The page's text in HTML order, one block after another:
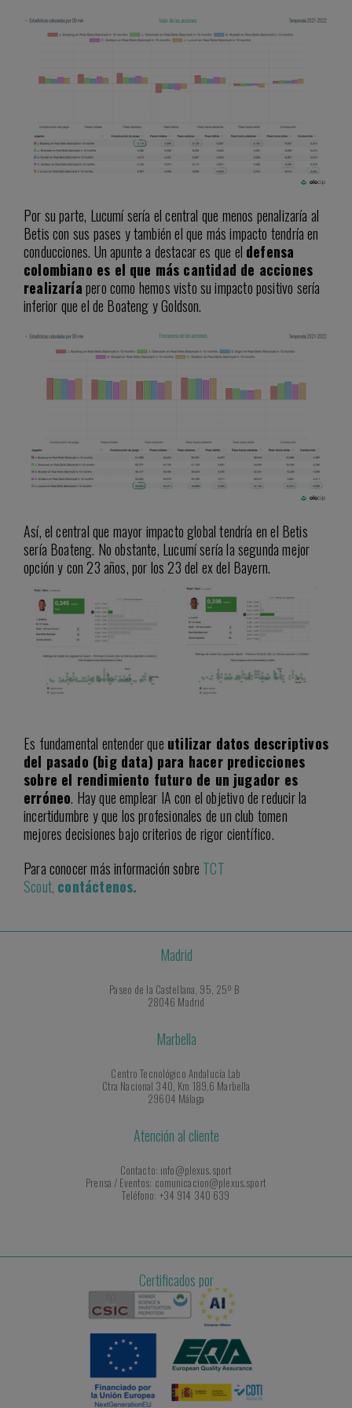
Por su parte, Lucumí sería el central que menos penalizaría al
Betis con sus pases y también el que más impacto tendría en
conducciones. Un apunte a destacar es que el defensa
colombiano es el que más cantidad de acciones
realizaríapero como hemos visto su impacto positivo sería
inferior que el de Boateng y Goldson.
Así, el central que mayor impacto global tendría en el Betis
sería Boateng. No obstante, Lucumí sería la segunda mejor
opción y con 23 años, por los 23 del ex del Bayern.
Es fundamental entender que utilizar datos descriptivos
del pasado (big data) para hacer predicciones
sobre el rendimiento futuro de un jugador es
erróneo. Hay que emplear IA con el objetivo de reducir la
incertidumbre y que los profesionales de un club tomen
mejores decisiones bajo criterios de rigor científico.
Para conocer más información sobre TCT
Scout, contáctenos.
Madrid
Paseo de la Castellana, 95, 25º B
28046 Madrid
Marbella
Centro Tecnológico Andalucía Lab
Ctra Nacional 340, Km 189,6 Marbella
29604 Málaga
Atención al cliente
Contacto: info@plexus.sport
Prensa / Eventos: comunicacion@plexus.sport
Teléfono: +34 914 340 639
Certificados por